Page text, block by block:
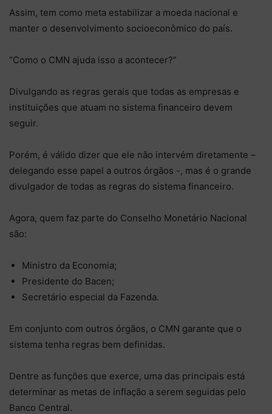
Assim, tem como meta estabilizar a moeda nacional e
manter o desenvolvimento socioeconômico do país.
“Como o CMN ajuda isso a acontecer?”
Divulgando as regras gerais que todas as empresas e
instituições que atuam no sistema financeiro devem
seguir.
Porém, é válido dizer que ele não intervém diretamente –
delegando esse papel a outros órgãos -, mas é o grande
divulgador de todas as regras do sistema financeiro.
Agora, quem faz parte do Conselho Monetário Nacional
são:
Ministro da Economia;
Presidente do Bacen;
Secretário especial da Fazenda.
Em conjunto com outros órgãos, o CMN garante que o
sistema tenha regras bem definidas.
Dentre as funções que exerce, uma das principais está
determinar as metas de inflação a serem seguidas pelo
Banco Central.